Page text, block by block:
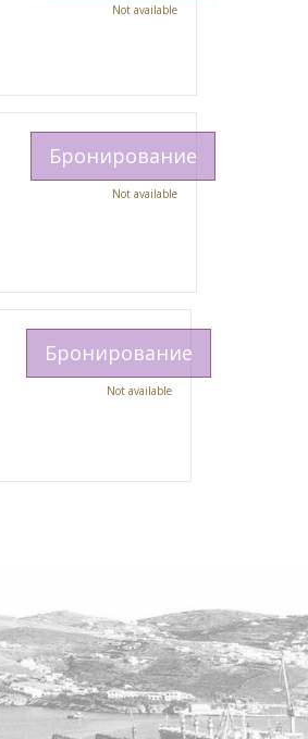
Not available
Бронирование
Not available
Бронирование
Not available